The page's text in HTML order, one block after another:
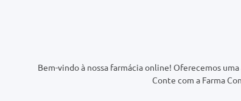
Bem-vindo à nossa farmácia online! Oferecemos
Conte com a Farma